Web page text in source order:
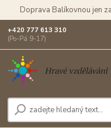
Doprava Balíkovnou jen
+420 777 613 310
(Po-Pá 9-17)